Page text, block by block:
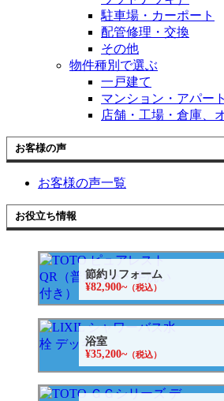
駐車場・カーポート
配管修理・交換
その他
物件種別で選ぶ
一戸建て
マンション・アパー
店舗・工場・倉庫、
お客様の声
お客様の声一覧
お役立ち情報
節約リフォーム
¥82,900~（税込）
浴室
¥35,200~（税込）